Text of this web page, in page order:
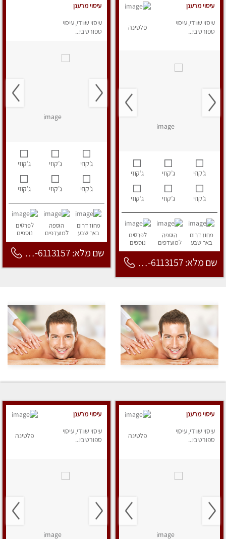
עיסוי מרענן
עיסוי שוודי, עיסוי
ספורטיבי...
פלטינה
ג’קוזי ג’קוזי ג’קוזי
ג’קוזי ג’קוזי ג’קוזי
מחוז דרום
באר שבע
הוספה
למועדפים
לפרטים
נוספים
שם מלא: 053-6113157
עיסוי מרענן
עיסוי שוודי, עיסוי
ספורטיבי...
ג’קוזי ג’קוזי ג’קוזי
ג’קוזי ג’קוזי ג’קוזי
מחוז דרום
באר שבע
הוספה
למועדפים
לפרטים
נוספים
שם מלא: 053-6113157
עיסוי מרענן
עיסוי שוודי, עיסוי
ספורטיבי...
פלטינה
עיסוי מרענן
עיסוי שוודי, עיסוי
ספורטיבי...
פלטינה